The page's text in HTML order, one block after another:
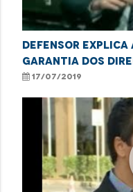
Defensor explica
garantia dos
17/07/2019